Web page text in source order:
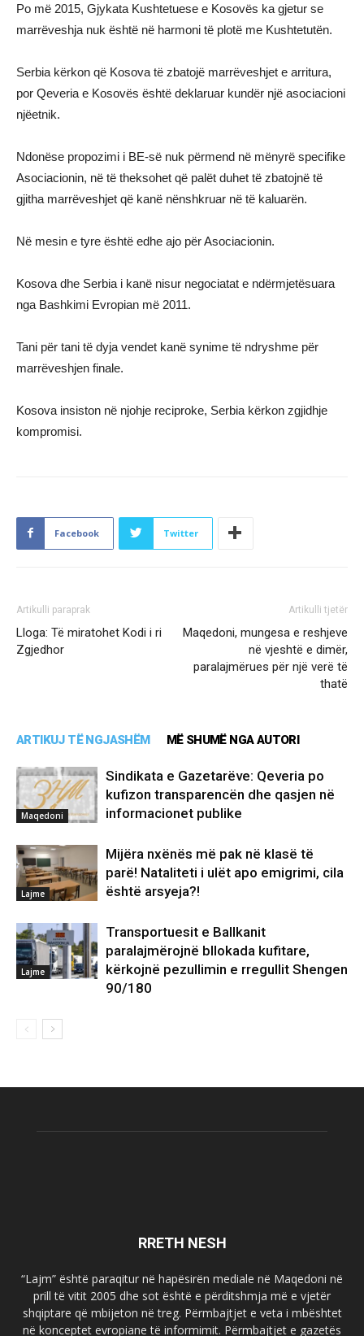
Po më 2015, Gjykata Kushtetuese e Kosovës ka gjetur se
marrëveshja nuk është në harmoni të plotë me Kushtetutën.
Serbia kërkon që Kosova të zbatojë marrëveshjet e arritura,
por Qeveria e Kosovës është deklaruar kundër një asociacioni
njëetnik.
Ndonëse propozimi i BE-së nuk përmend në mënyrë specifike
Asociacionin, në të theksohet që palët duhet të zbatojnë të
gjitha marrëveshjet që kanë nënshkruar në të kaluarën.
Në mesin e tyre është edhe ajo për Asociacionin.
Kosova dhe Serbia i kanë nisur negociatat e ndërmjetësuara
nga Bashkimi Evropian më 2011.
Tani për tani të dyja vendet kanë synime të ndryshme për
marrëveshjen finale.
Kosova insiston në njohje reciproke, Serbia kërkon zgjidhje
kompromisi.
Facebook Twitter
Artikulli paraprak
Lloga: Të miratohet Kodi i ri
Zgjedhor
Artikulli tjetër
Maqedoni, mungesa e reshjeve
në vjeshtë e dimër,
paralajmërues për një verë të
thatë
ARTIKUJ TË NGJASHËM MË SHUMË NGA AUTORI
Maqedoni
Sindikata e Gazetarëve: Qeveria po
kufizon transparencën dhe qasjen në
informacionet publike
Lajme
Mijëra nxënës më pak në klasë të
parë! Nataliteti i ulët apo emigrimi, cila
është arsyeja?!
Lajme
Transportuesit e Ballkanit
paralajmërojnë bllokada kufitare,
kërkojnë pezullimin e rregullit Shengen
90/180
RRETH NESH
“Lajm” është paraqitur në hapësirën mediale në Maqedoni në
prill të vitit 2005 dhe sot është e përditshmja më e vjetër
shqiptare që mbijeton në treg. Përmbajtjet e veta i mbështet
në konceptet evropiane të informimit. Përmbajtjet e gazetës